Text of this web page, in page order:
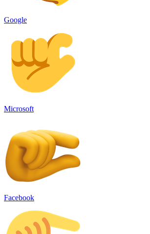
Google
Microsoft
Facebook